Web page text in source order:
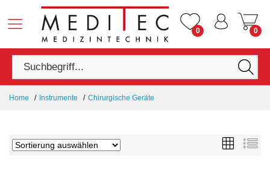
0 0
Home Instrumente Chirurgische Geräte